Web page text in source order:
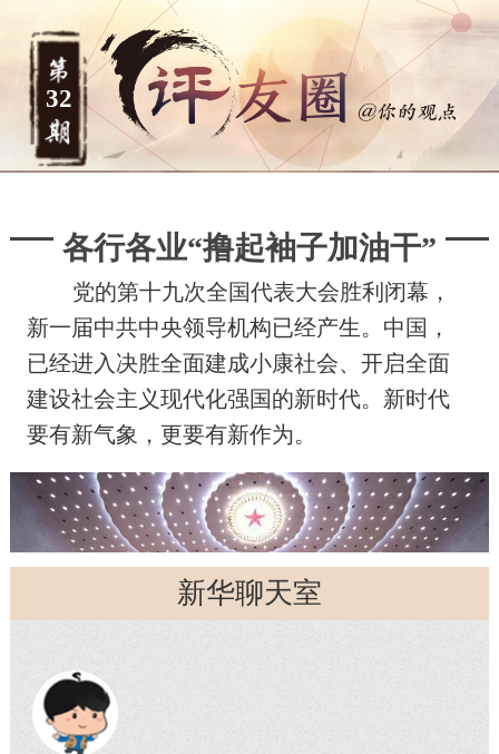
32
各行各业“撸起袖子加油干”
党的第十九次全国代表大会胜利闭幕，
新一届中共中央领导机构已经产生。中国，
已经进入决胜全面建成小康社会、开启全面
建设社会主义现代化强国的新时代。新时代
要有新气象，更要有新作为。
新华聊天室